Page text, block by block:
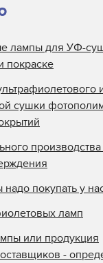
лампы для УФ-
покраске
сушки
производства
покупать у
ламп
или продукция
-